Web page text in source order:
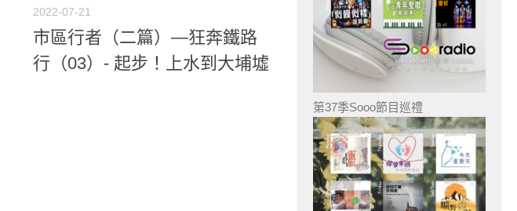
2022-07-21
市區行者（二篇）—狂奔鐵路
行（03）- 起步！上水到大埔墟
第37季Sooo節目巡禮